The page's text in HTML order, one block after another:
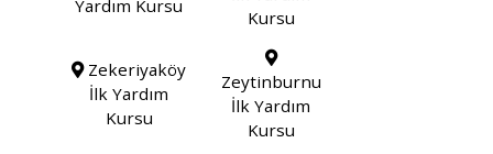
Yardım Kursu
Kursu
Zekeriyaköy
İlk Yardım
Kursu
Zeytinburnu
İlk Yardım
Kursu